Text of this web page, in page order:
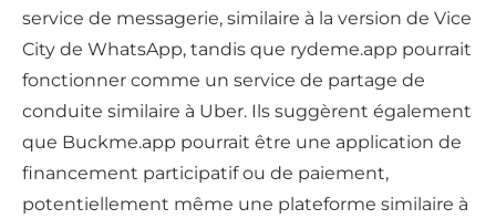
service de messagerie, similaire à la version de Vice
City de WhatsApp, tandis que rydeme.app pourrait
fonctionner comme un service de partage de
conduite similaire à Uber. Ils suggèrent également
que Buckme.app pourrait être une application de
financement participatif ou de paiement,
potentiellement même une plateforme similaire à